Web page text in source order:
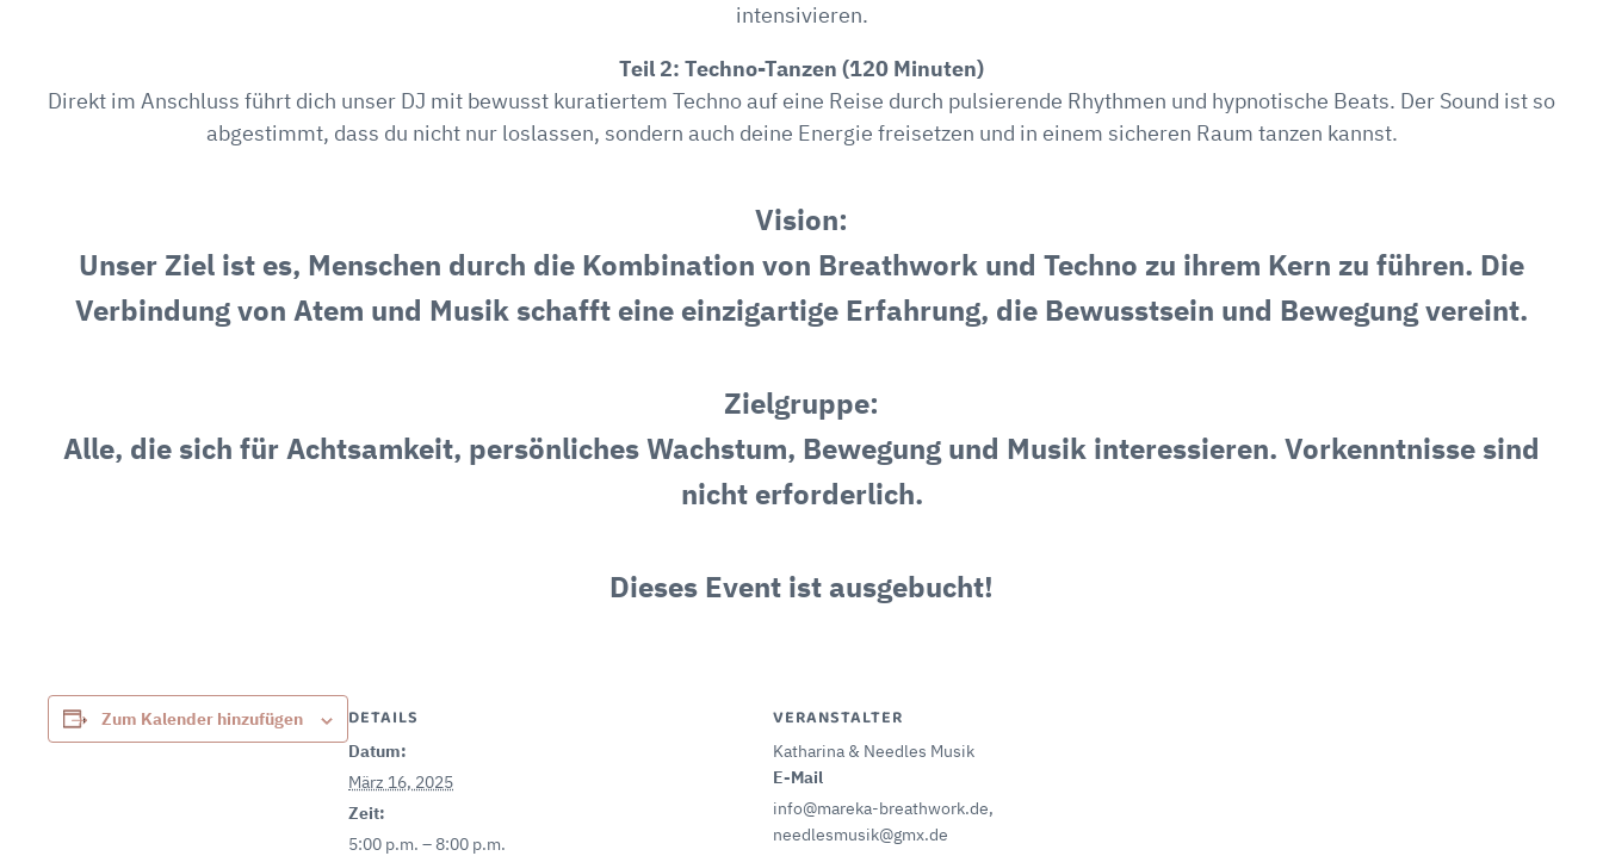
intensivieren.
Teil 2: Techno-Tanzen (120 Minuten)
Direkt im Anschluss führt dich unser DJ mit bewusst kuratiertem Techno auf eine Reise durch pulsierende Rhythmen und hypnotische Beats. Der Sound ist so
abgestimmt, dass du nicht nur loslassen, sondern auch deine Energie freisetzen und in einem sicheren Raum tanzen kannst.
Vision:
Unser Ziel ist es, Menschen durch die Kombination von Breathwork und Techno zu ihrem Kern zu führen. Die
Verbindung von Atem und Musik schafft eine einzigartige Erfahrung, die Bewusstsein und Bewegung vereint.
Zielgruppe:
Alle, die sich für Achtsamkeit, persönliches Wachstum, Bewegung und Musik interessieren. Vorkenntnisse sind
nicht erforderlich.
Dieses Event ist ausgebucht!
Zum Kalender hinzufügen DETAILS
Datum:
März 16, 2025
Zeit:
5:00 p.m. – 8:00 p.m.
VERANSTALTER
Katharina & Needles Musik
E-Mail
info@mareka-breathwork.de,
needlesmusik@gmx.de